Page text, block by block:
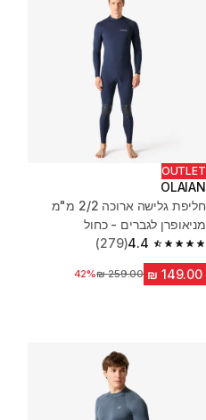
OUTLET
OLAIAN
חליפת גלישה ארוכה 2/2 מ"מ
מניאופרן לגברים - כחול
4.4
4.4 out of 5 stars from 279 reviews
(279)
מחיר לפני הנחה
42%